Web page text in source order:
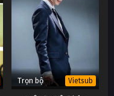
Trọn bộ Vietsub